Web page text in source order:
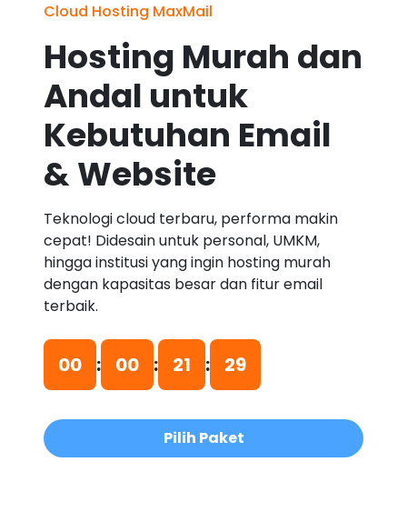
Cloud Hosting MaxMail
Hosting Murah dan
Andal untuk
Kebutuhan Email
& Website
Teknologi cloud terbaru, performa makin
cepat! Didesain untuk personal, UMKM,
hingga institusi yang ingin hosting murah
dengan kapasitas besar dan fitur email
terbaik.
00 : 00 : 21 : 29
Pilih Paket